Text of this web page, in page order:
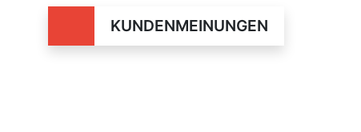
KUNDENMEINUNGEN